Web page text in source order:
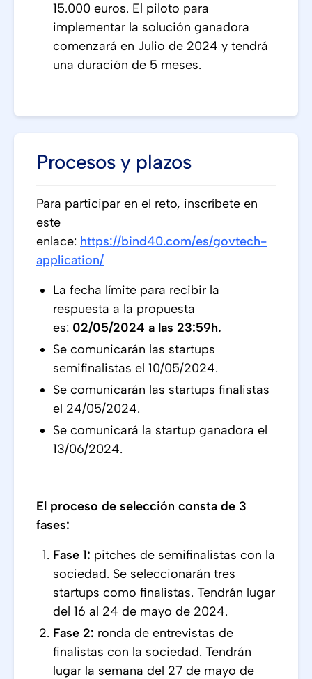
15.000 euros. El piloto para
implementar la solución ganadora
comenzará en Julio de 2024 y tendrá
una duración de 5 meses.
Procesos y plazos
Para participar en el reto, inscríbete en
este
enlace: https://bind40.com/es/govtech-
application/
La fecha límite para recibir la
respuesta a la propuesta
es: 02/05/2024 a las 23:59h.
Se comunicarán las startups
semifinalistas el 10/05/2024.
Se comunicarán las startups finalistas
el 24/05/2024.
Se comunicará la startup ganadora el
13/06/2024.
El proceso de selección consta de 3
fases:
Fase 1: pitches de semifinalistas con la
sociedad. Se seleccionarán tres
startups como finalistas. Tendrán lugar
del 16 al 24 de mayo de 2024.
Fase 2: ronda de entrevistas de
finalistas con la sociedad. Tendrán
lugar la semana del 27 de mayo de